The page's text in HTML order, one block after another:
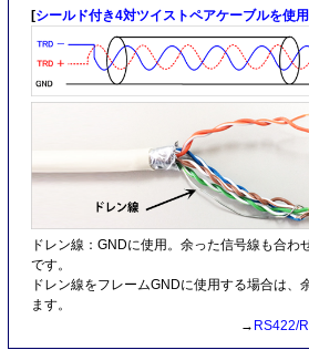
[シールド付き4対ツイストペアケーブルを使
ドレン線：GNDに使用。余った信号線も合わ
です。
ドレン線をフレームGNDに使用する場合は、
ます。
→ RS422/